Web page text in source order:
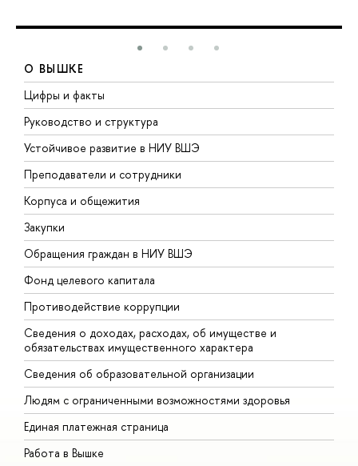
О ВЫШКЕ
Цифры и факты
Руководство и структура
Устойчивое развитие в НИУ ВШЭ
Преподаватели и сотрудники
Корпуса и общежития
Закупки
Обращения граждан в НИУ ВШЭ
Фонд целевого капитала
Противодействие коррупции
Сведения о доходах, расходах, об имуществе и
обязательствах имущественного характера
Сведения об образовательной организации
Людям с ограниченными возможностями здоровья
Единая платежная страница
Работа в Вышке